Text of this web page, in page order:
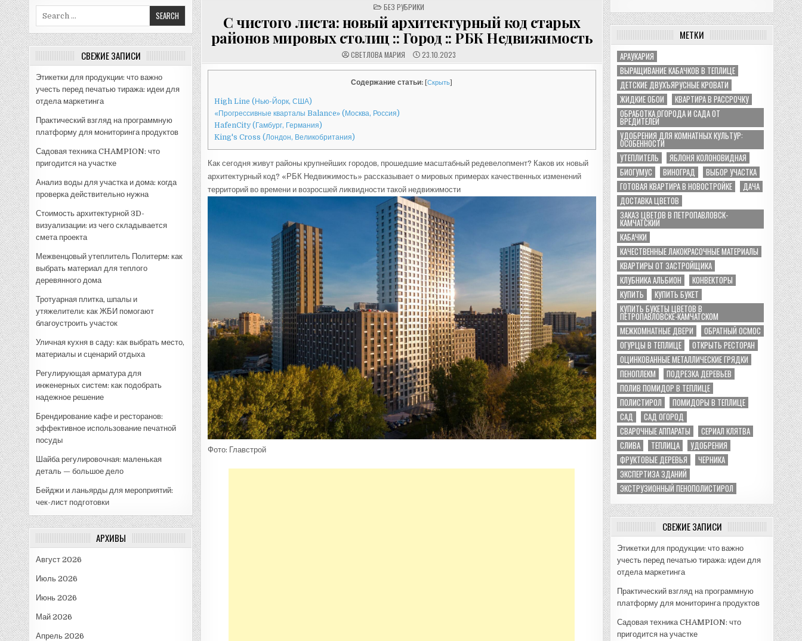
СВЕЖИЕ ЗАПИСИ
Этикетки для продукции: что важно
учесть перед печатью тиража: идеи для
отдела маркетинга
Практический взгляд на программную
платформу для мониторинга продуктов
Садовая техника CHAMPION: что
пригодится на участке
Анализ воды для участка и дома: когда
проверка действительно нужна
Стоимость архитектурной 3D-
визуализации: из чего складывается
смета проекта
Межвенцовый утеплитель Политерм: как
выбрать материал для теплого
деревянного дома
Тротуарная плитка, шпалы и
утяжелители: как ЖБИ помогают
благоустроить участок
Уличная кухня в саду: как выбрать место,
материалы и сценарий отдыха
Регулирующая арматура для
инженерных систем: как подобрать
надежное решение
Брендирование кафе и ресторанов:
эффективное использование печатной
посуды
Шайба регулировочная: маленькая
деталь — большое дело
Бейджи и ланьярды для мероприятий:
чек-лист подготовки
АРХИВЫ
Август 2026
Июль 2026
Июнь 2026
Май 2026
Апрель 2026
POSTED
IN
БЕЗ РУБРИКИ
С чистого листа: новый архитектурный код старых
районов мировых столиц :: Город :: РБК Недвижимость
СВЕТЛОВА МАРИЯ 23.10.2023
Содержание статьи: [Скрыть]
High Line (Нью-Йорк, США)
«Прогрессивные кварталы Balance» (Москва, Россия)
HafenCity (Гамбург, Германия)
King's Cross (Лондон, Великобритания)
Как сегодня живут районы крупнейших городов, прошедшие масштабный редевелопмент? Каков их новый
архитектурный код? «РБК Недвижимость» рассказывает о мировых примерах качественных изменений
территорий во времени и возросшей ликвидности такой недвижимости
Фото: Главстрой
МЕТКИ
АРАУКАРИЯ
ВЫРАЩИВАНИЕ КАБАЧКОВ В ТЕПЛИЦЕ
ДЕТСКИЕ ДВУХЪЯРУСНЫЕ КРОВАТИ
ЖИДКИЕ ОБОИ
КВАРТИРА В РАССРОЧКУ
ОБРАБОТКА ОГОРОДА И САДА ОТ
ВРЕДИТЕЛЕЙ
УДОБРЕНИЯ ДЛЯ КОМНАТНЫХ КУЛЬТУР:
ОСОБЕННОСТИ
УТЕПЛИТЕЛЬ
ЯБЛОНЯ КОЛОНОВИДНАЯ
БИОГУМУС
ВИНОГРАД
ВЫБОР УЧАСТКА
ГОТОВАЯ КВАРТИРА В НОВОСТРОЙКЕ
ДАЧА
ДОСТАВКА ЦВЕТОВ
ЗАКАЗ ЦВЕТОВ В ПЕТРОПАВЛОВСК-
КАМЧАТСКИЙ
КАБАЧКИ
КАЧЕСТВЕННЫЕ ЛАКОКРАСОЧНЫЕ МАТЕРИАЛЫ
КВАРТИРЫ ОТ ЗАСТРОЙЩИКА
КЛУБНИКА АЛЬБИОН
КОНВЕКТОРЫ
КУПИТЬ
КУПИТЬ БУКЕТ
КУПИТЬ БУКЕТЫ ЦВЕТОВ В
ПЕТРОПАВЛОВСКЕ-КАМЧАТСКОМ
МЕЖКОМНАТНЫЕ ДВЕРИ
ОБРАТНЫЙ ОСМОС
ОГУРЦЫ В ТЕПЛИЦЕ
ОТКРЫТЬ РЕСТОРАН
ОЦИНКОВАННЫЕ МЕТАЛЛИЧЕСКИЕ ГРЯДКИ
ПЕНОПЛЕКМ
ПОДРЕЗКА ДЕРЕВЬЕВ
ПОЛИВ ПОМИДОР В ТЕПЛИЦЕ
ПОЛИСТИРОЛ
ПОМИДОРЫ В ТЕПЛИЦЕ
САД
САД ОГОРОД
СВАРОЧНЫЕ АППАРАТЫ
СЕРИАЛ КЛЯТВА
СЛИВА
ТЕПЛИЦА
УДОБРЕНИЯ
ФРУКТОВЫЕ ДЕРЕВЬЯ
ЧЕРНИКА
ЭКСПЕРТИЗА ЗДАНИЙ
ЭКСТРУЗИОННЫЙ ПЕНОПОЛИСТИРОЛ
СВЕЖИЕ ЗАПИСИ
Этикетки для продукции: что важно
учесть перед печатью тиража: идеи для
отдела маркетинга
Практический взгляд на программную
платформу для мониторинга продуктов
Садовая техника CHAMPION: что
пригодится на участке